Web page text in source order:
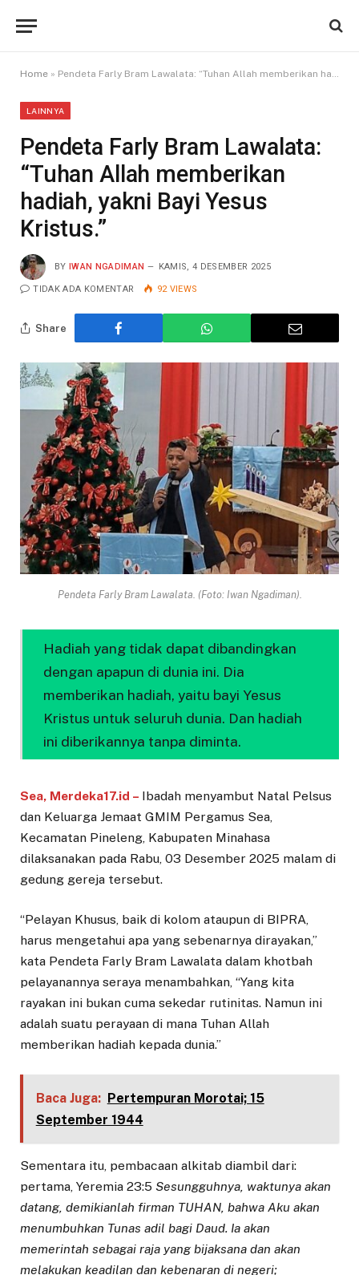
Home » Pendeta Farly Bram Lawalata: “Tuhan Allah memberikan hadiah, yakni Bayi Yesus Kristus.”
LAINNYA
Pendeta Farly Bram Lawalata:
“Tuhan Allah memberikan
hadiah, yakni Bayi Yesus
Kristus.”
BY IWAN NGADIMAN KAMIS, 4 DESEMBER 2025
TIDAK ADA KOMENTAR 92 VIEWS
Share
Pendeta Farly Bram Lawalata. (Foto: Iwan Ngadiman).
Hadiah yang tidak dapat dibandingkan
dengan apapun di dunia ini. Dia
memberikan hadiah, yaitu bayi Yesus
Kristus untuk seluruh dunia. Dan hadiah
ini diberikannya tanpa diminta.
Sea, Merdeka17.id – Ibadah menyambut Natal Pelsus
dan Keluarga Jemaat GMIM Pergamus Sea,
Kecamatan Pineleng, Kabupaten Minahasa
dilaksanakan pada Rabu, 03 Desember 2025 malam di
gedung gereja tersebut.
“Pelayan Khusus, baik di kolom ataupun di BIPRA,
harus mengetahui apa yang sebenarnya dirayakan,”
kata Pendeta Farly Bram Lawalata dalam khotbah
pelayanannya seraya menambahkan, “Yang kita
rayakan ini bukan cuma sekedar rutinitas. Namun ini
adalah suatu perayaan di mana Tuhan Allah
memberikan hadiah kepada dunia.”
Baca Juga: Pertempuran Morotai; 15
September 1944
Sementara itu, pembacaan alkitab diambil dari:
pertama, Yeremia 23:5 Sesungguhnya, waktunya akan
datang, demikianlah firman TUHAN, bahwa Aku akan
menumbuhkan Tunas adil bagi Daud. Ia akan
memerintah sebagai raja yang bijaksana dan akan
melakukan keadilan dan kebenaran di negeri;